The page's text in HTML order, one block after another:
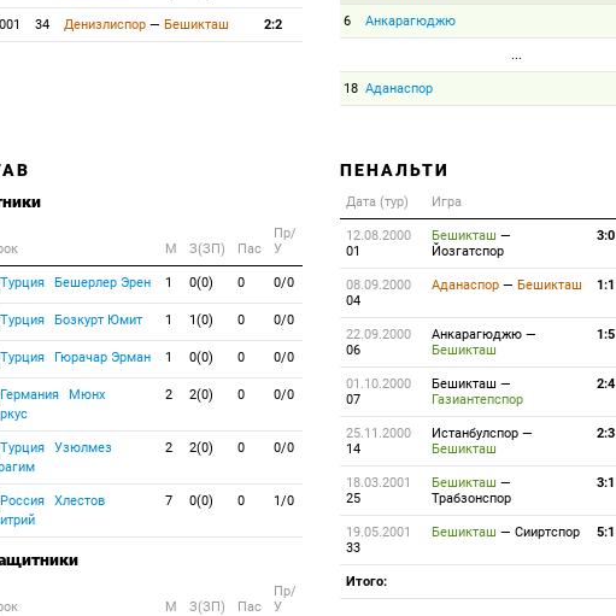
34 Денизлиспор — Бешикташ 2:2 6 Анкарагюджю
...
18 Аданаспор
M З(ЗП) Пас
Пр/
У
Бешерлер Эрен 1 0(0) 0 0/0
Бозкурт Юмит 1 1(0) 0 0/0
Гюрачар Эрман 1 0(0) 0 0/0
Мюнх
2 2(0) 0 0/0
Узюлмез
2 2(0) 0 0/0
Хлестов
7 0(0) 0 1/0
M З(ЗП) Пас
Пр/
У
ПЕНАЛЬТИ
Дата (тур) Игра
12.08.2000
01
Бешикташ —
Йозгатспор
3:0
08.09.2000
04
Аданаспор — Бешикташ 1:1
22.09.2000
06
Анкарагюджю —
Бешикташ
1:5
01.10.2000
07
Бешикташ —
Газиантепспор
2:4
25.11.2000
14
Истанбулспор —
Бешикташ
2:3
18.03.2001
25
Бешикташ —
Трабзонспор
3:1
19.05.2001
33
Бешикташ — Сииртспор 5:1
Итого: